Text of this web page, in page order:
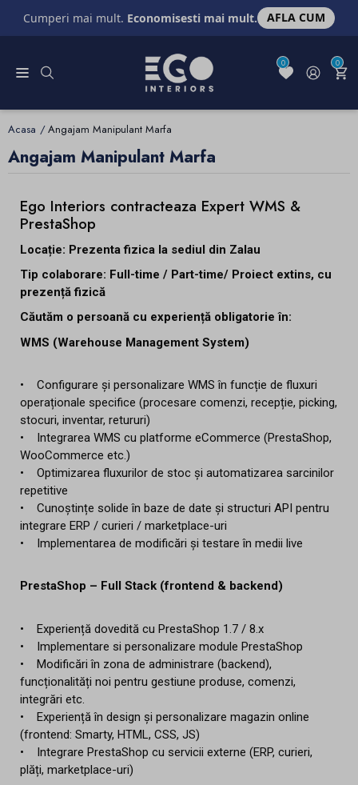
Cumperi mai mult. Economisesti mai mult. AFLA CUM
0 0
Acasa Angajam Manipulant Marfa
Angajam Manipulant Marfa
Ego Interiors contracteaza Expert WMS &
PrestaShop
Locație: Prezenta fizica la sediul din Zalau
Tip colaborare: Full-time / Part-time/ Proiect extins, cu
prezență fizică
Căutăm o persoană cu experiență obligatorie în:
WMS (Warehouse Management System)
• Configurare și personalizare WMS în funcție de fluxuri
operaționale specifice (procesare comenzi, recepție, picking,
stocuri, inventar, retururi)
• Integrarea WMS cu platforme eCommerce (PrestaShop,
WooCommerce etc.)
• Optimizarea fluxurilor de stoc și automatizarea sarcinilor
repetitive
• Cunoștințe solide în baze de date și structuri API pentru
integrare ERP / curieri / marketplace-uri
• Implementarea de modificări și testare în medii live
PrestaShop – Full Stack (frontend & backend)
• Experiență dovedită cu PrestaShop 1.7 / 8.x
• Implementare si personalizare module PrestaShop
• Modificări în zona de administrare (backend),
funcționalități noi pentru gestiune produse, comenzi,
integrări etc.
• Experiență în design și personalizare magazin online
(frontend: Smarty, HTML, CSS, JS)
• Integrare PrestaShop cu servicii externe (ERP, curieri,
plăți, marketplace-uri)